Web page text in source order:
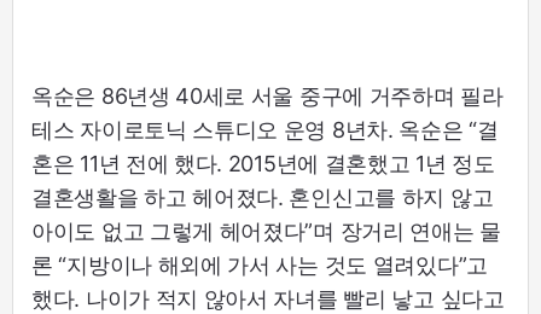
옥순은 86년생 40세로 서울 중구에 거주하며 필라
테스 자이로토닉 스튜디오 운영 8년차. 옥순은 “결
혼은 11년 전에 했다. 2015년에 결혼했고 1년 정도
결혼생활을 하고 헤어졌다. 혼인신고를 하지 않고
아이도 없고 그렇게 헤어졌다”며 장거리 연애는 물
론 “지방이나 해외에 가서 사는 것도 열려있다”고
했다. 나이가 적지 않아서 자녀를 빨리 낳고 싶다고